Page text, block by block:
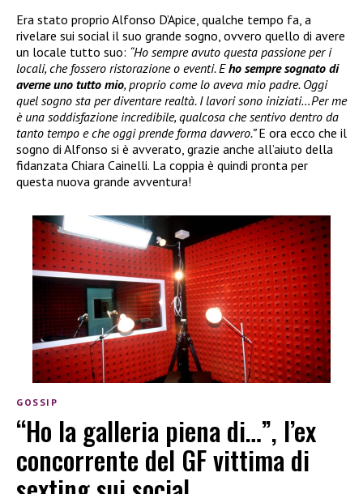
Era stato proprio Alfonso D’Apice, qualche tempo fa, a
rivelare sui social il suo grande sogno, ovvero quello di avere
un locale tutto suo: “Ho sempre avuto questa passione per i
locali, che fossero ristorazione o eventi. Eho sempre sognato di
averne uno tutto mio, proprio come lo aveva mio padre. Oggi
quel sogno sta per diventare realtà. I lavori sono iniziati…Per me
è una soddisfazione incredibile, qualcosa che sentivo dentro da
tanto tempo e che oggi prende forma davvero.”E ora ecco che il
sogno di Alfonso si è avverato, grazie anche all’aiuto della
fidanzata Chiara Cainelli. La coppia è quindi pronta per
questa nuova grande avventura!
GOSSIP
“Ho la galleria piena di…”, l’ex
concorrente del GF vittima di